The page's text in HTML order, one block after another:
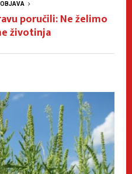
OBJAVA
poručili: Ne želimo
životinja